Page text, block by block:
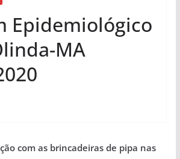
Epidemiológico
MA
com as brincadeiras de pipa nas